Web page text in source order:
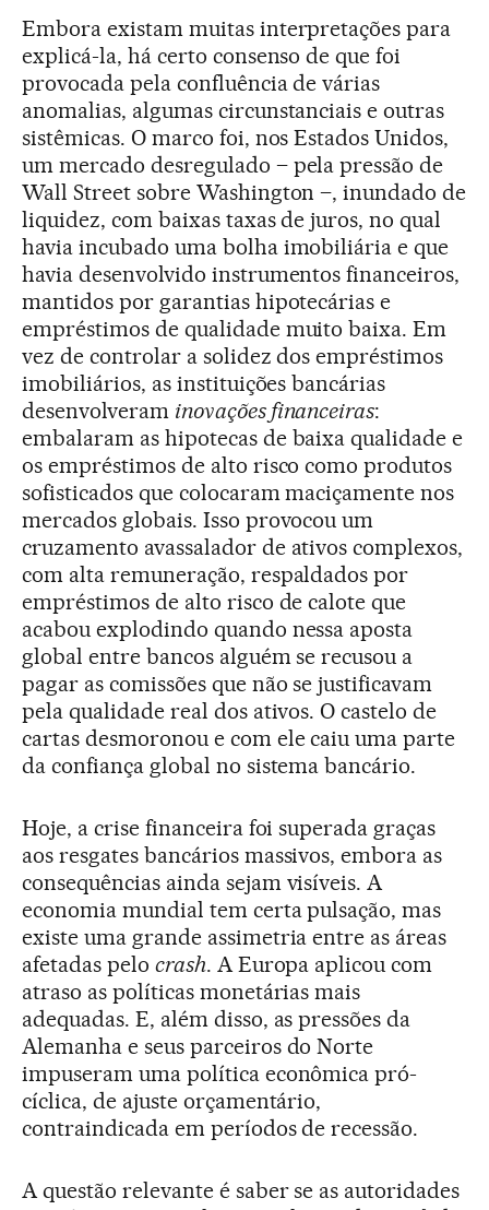
Embora existam muitas interpretações para
explicá-la, há certo consenso de que foi
provocada pela confluência de várias
anomalias, algumas circunstanciais e outras
sistêmicas. O marco foi, nos Estados Unidos,
um mercado desregulado – pela pressão de
Wall Street sobre Washington –, inundado de
liquidez, com baixas taxas de juros, no qual
havia incubado uma bolha imobiliária e que
havia desenvolvido instrumentos financeiros,
mantidos por garantias hipotecárias e
empréstimos de qualidade muito baixa. Em
vez de controlar a solidez dos empréstimos
imobiliários, as instituições bancárias
desenvolveram inovações financeiras:
embalaram as hipotecas de baixa qualidade e
os empréstimos de alto risco como produtos
sofisticados que colocaram maciçamente nos
mercados globais. Isso provocou um
cruzamento avassalador de ativos complexos,
com alta remuneração, respaldados por
empréstimos de alto risco de calote que
acabou explodindo quando nessa aposta
global entre bancos alguém se recusou a
pagar as comissões que não se justificavam
pela qualidade real dos ativos. O castelo de
cartas desmoronou e com ele caiu uma parte
da confiança global no sistema bancário.
Hoje, a crise financeira foi superada graças
aos resgates bancários massivos, embora as
consequências ainda sejam visíveis. A
economia mundial tem certa pulsação, mas
existe uma grande assimetria entre as áreas
afetadas pelo crash. A Europa aplicou com
atraso as políticas monetárias mais
adequadas. E, além disso, as pressões da
Alemanha e seus parceiros do Norte
impuseram uma política econômica pró-
cíclica, de ajuste orçamentário,
contraindicada em períodos de recessão.
A questão relevante é saber se as autoridades